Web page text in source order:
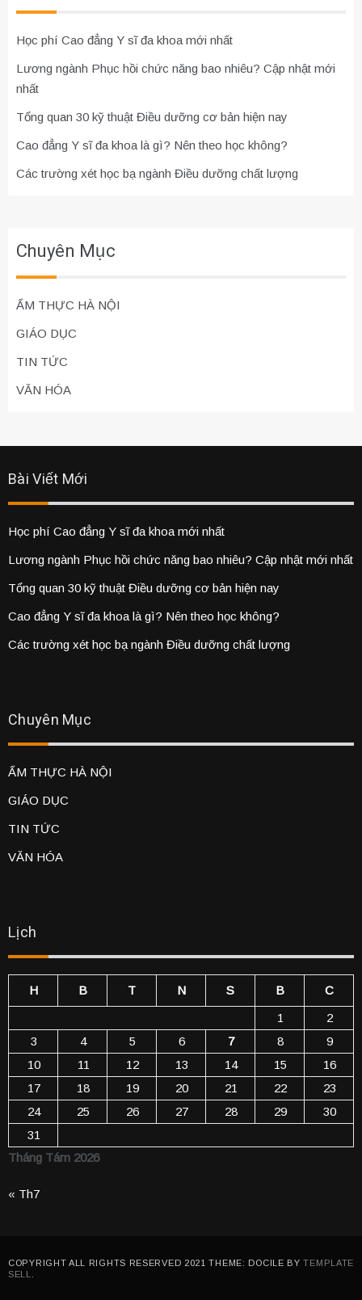
Học phí Cao đẳng Y sĩ đa khoa mới nhất
Lương ngành Phục hồi chức năng bao nhiêu? Cập nhật mới
nhất
Tổng quan 30 kỹ thuật Điều dưỡng cơ bản hiện nay
Cao đẳng Y sĩ đa khoa là gì? Nên theo học không?
Các trường xét học bạ ngành Điều dưỡng chất lượng
Chuyên Mục
ẨM THỰC HÀ NỘI
GIÁO DỤC
TIN TỨC
VĂN HÓA
Bài Viết Mới
Học phí Cao đẳng Y sĩ đa khoa mới nhất
Lương ngành Phục hồi chức năng bao nhiêu? Cập nhật mới nhất
Tổng quan 30 kỹ thuật Điều dưỡng cơ bản hiện nay
Cao đẳng Y sĩ đa khoa là gì? Nên theo học không?
Các trường xét học bạ ngành Điều dưỡng chất lượng
Chuyên Mục
ẨM THỰC HÀ NỘI
GIÁO DỤC
TIN TỨC
VĂN HÓA
Lịch
Tháng Tám 2026
H B T N S B
C
1
2
3
4 5 6 7 8
9
10
11 12 13 14 15
16
17
18 19 20 21 22
23
24
25 26 27 28 29
30
31
« Th7
COPYRIGHT ALL RIGHTS RESERVED 2021 THEME: DOCILE BYTEMPLATE
SELL